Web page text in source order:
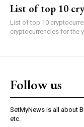
List of top 10
List of top 10
cryptocurrencies for the
Follow us
SetMyNews is all about
etc.